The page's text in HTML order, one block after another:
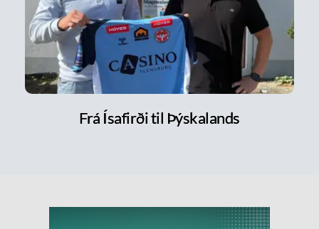
Frá Ísafirði til Þýskalands